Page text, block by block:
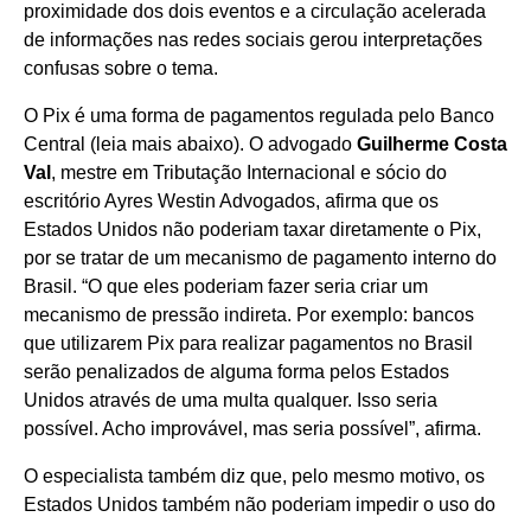
proximidade dos dois eventos e a circulação acelerada
de informações nas redes sociais gerou interpretações
confusas sobre o tema.
O Pix é uma forma de pagamentos regulada pelo Banco
Central (leia mais abaixo). O advogado Guilherme Costa
Val , mestre em Tributação Internacional e sócio do
escritório Ayres Westin Advogados, afirma que os
Estados Unidos não poderiam taxar diretamente o Pix,
por se tratar de um mecanismo de pagamento interno do
Brasil. “O que eles poderiam fazer seria criar um
mecanismo de pressão indireta. Por exemplo: bancos
que utilizarem Pix para realizar pagamentos no Brasil
serão penalizados de alguma forma pelos Estados
Unidos através de uma multa qualquer. Isso seria
possível. Acho improvável, mas seria possível”, afirma.
O especialista também diz que, pelo mesmo motivo, os
Estados Unidos também não poderiam impedir o uso do